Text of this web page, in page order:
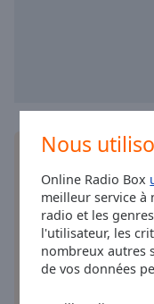
Nous
Online Radio Box
meilleur service à
radio et les
l'utilisateur, les
nombreux autres
de vos données
Background
Opacity
Installez
pour votre
stations de